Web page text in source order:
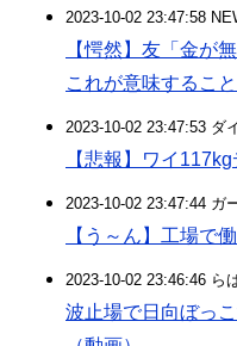
2023-10-02 23:47:58
【愕然】友「金が
これが意味するこ
2023-10-02 23:47:53 ダ
【悲報】ワイ
2023-10-02 23:47:44 ガ
【う～ん】工場で
2023-10-02 23:46:46 ら
波止場で日向ぼっ